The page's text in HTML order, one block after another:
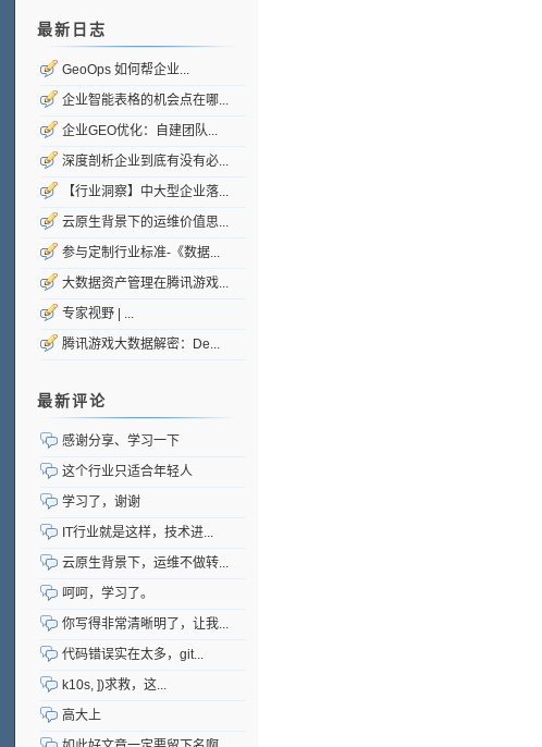
最新日志
GeoOps 如何帮企业...
企业智能表格的机会点在哪...
企业GEO优化：自建团队...
深度剖析企业到底有没有必...
【行业洞察】中大型企业落...
云原生背景下的运维价值思...
参与定制行业标准-《数据...
大数据资产管理在腾讯游戏...
专家视野 | ...
腾讯游戏大数据解密：De...
最新评论
感谢分享、学习一下
这个行业只适合年轻人
学习了，谢谢
IT行业就是这样，技术进...
云原生背景下，运维不做转...
呵呵，学习了。
你写得非常清晰明了，让我...
代码错误实在太多，git...
k10s, ])求救，这...
高大上